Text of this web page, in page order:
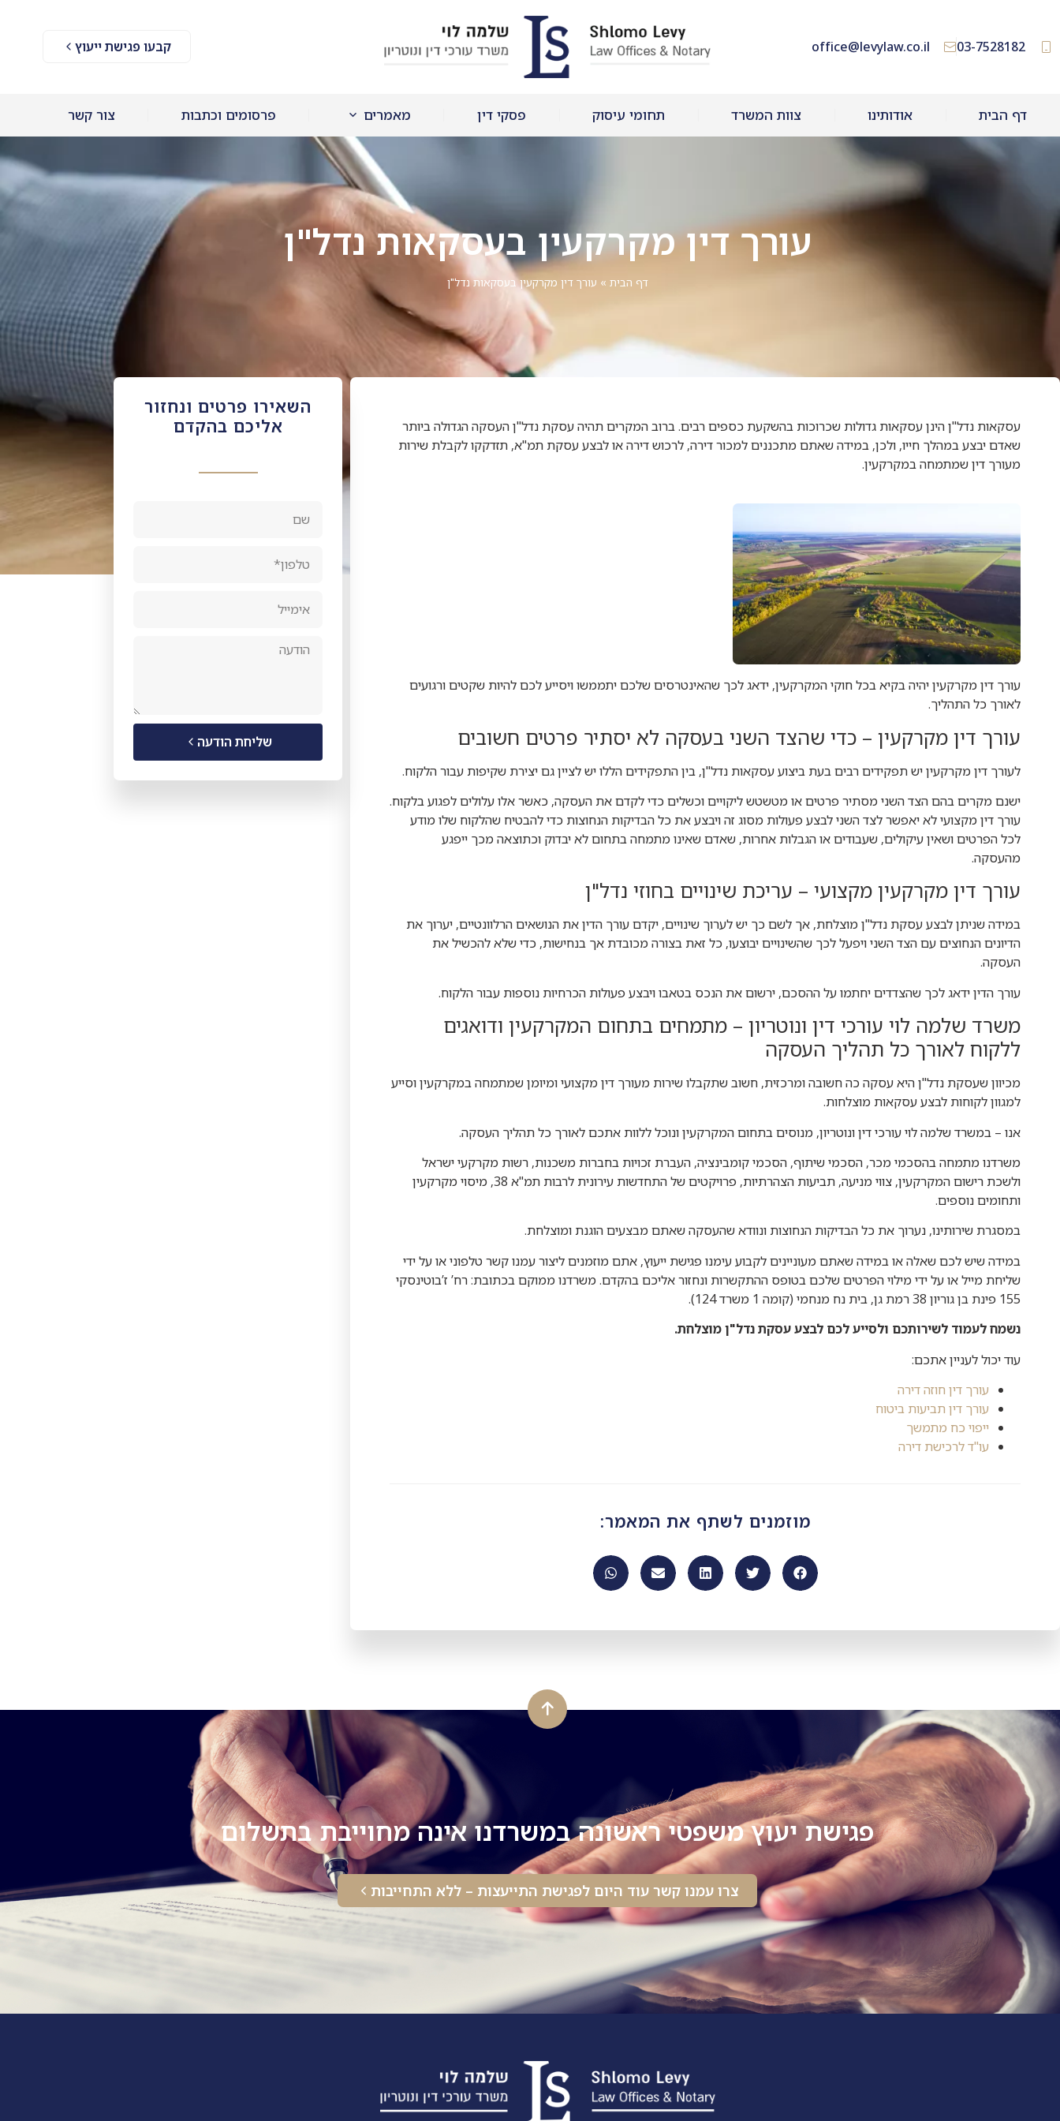
03-7528182
office@levylaw.co.il קבעו פגישת ייעוץ
דף הבית אודותינו צוות המשרד תחומי עיסוק פסקי דין מאמרים פרסומים וכתבות צור קשר
עורך דין מקרקעין בעסקאות נדל"ן
דף הבית » עורך דין מקרקעין בעסקאות נדל"ן
עסקאות נדל"ן הינן עסקאות גדולות שכרוכות בהשקעת כספים רבים. ברוב המקרים תהיה עסקת נדל"ן העסקה הגדולה ביותר
שאדם יבצע במהלך חייו, ולכן, במידה שאתם מתכננים למכור דירה, לרכוש דירה או לבצע עסקת תמ"א, תזדקקו לקבלת שירות
מעורך דין שמתמחה במקרקעין.
עורך דין מקרקעין יהיה בקיא בכל חוקי המקרקעין, ידאג לכך שהאינטרסים שלכם יתממשו ויסייע לכם להיות שקטים ורגועים
לאורך כל התהליך.
עורך דין מקרקעין – כדי שהצד השני בעסקה לא יסתיר פרטים חשובים
לעורך דין מקרקעין יש תפקידים רבים בעת ביצוע עסקאות נדל"ן, בין התפקידים הללו יש לציין גם יצירת שקיפות עבור הלקוח.
ישנם מקרים בהם הצד השני מסתיר פרטים או מטשטש ליקויים וכשלים כדי לקדם את העסקה, כאשר אלו עלולים לפגוע בלקוח.
עורך דין מקצועי לא יאפשר לצד השני לבצע פעולות מסוג זה ויבצע את כל הבדיקות הנחוצות כדי להבטיח שהלקוח שלו מודע
לכל הפרטים ושאין עיקולים, שעבודים או הגבלות אחרות, שאדם שאינו מתמחה בתחום לא יבדוק וכתוצאה מכך ייפגע
מהעסקה.
עורך דין מקרקעין מקצועי – עריכת שינויים בחוזי נדל"ן
במידה שניתן לבצע עסקת נדל"ן מוצלחת, אך לשם כך יש לערוך שינויים, יקדם עורך הדין את הנושאים הרלוונטיים, יערוך את
הדיונים הנחוצים עם הצד השני ויפעל לכך שהשינויים יבוצעו, כל זאת בצורה מכובדת אך בנחישות, כדי שלא להכשיל את
העסקה.
עורך הדין ידאג לכך שהצדדים יחתמו על ההסכם, ירשום את הנכס בטאבו ויבצע פעולות הכרחיות נוספות עבור הלקוח.
משרד שלמה לוי עורכי דין ונוטריון – מתמחים בתחום המקרקעין ודואגים
ללקוח לאורך כל תהליך העסקה
מכיוון שעסקת נדל"ן היא עסקה כה חשובה ומרכזית, חשוב שתקבלו שירות מעורך דין מקצועי ומיומן שמתמחה במקרקעין וסייע
למגוון לקוחות לבצע עסקאות מוצלחות.
אנו – במשרד שלמה לוי עורכי דין ונוטריון, מנוסים בתחום המקרקעין ונוכל ללוות אתכם לאורך כל תהליך העסקה.
משרדנו מתמחה בהסכמי מכר, הסכמי שיתוף, הסכמי קומבינציה, העברת זכויות בחברות משכנות, רשות מקרקעי ישראל
ולשכת רישום המקרקעין, צווי מניעה, תביעות הצהרתיות, פרויקטים של התחדשות עירונית לרבות תמ"א 38, מיסוי מקרקעין
ותחומים נוספים.
במסגרת שירותינו, נערוך את כל הבדיקות הנחוצות ונוודא שהעסקה שאתם מבצעים הוגנת ומוצלחת.
במידה שיש לכם שאלה או במידה שאתם מעוניינים לקבוע עימנו פגישת ייעוץ, אתם מוזמנים ליצור עמנו קשר טלפוני או על ידי
שליחת מייל או על ידי מילוי הפרטים שלכם בטופס ההתקשרות ונחזור אליכם בהקדם. משרדנו ממוקם בכתובת: רח’ ז’בוטינסקי
155 פינת בן גוריון 38 רמת גן, בית נח מנחמי (קומה 1 משרד 124).
נשמח לעמוד לשירותכם ולסייע לכם לבצע עסקת נדל"ן מוצלחת.
עוד יכול לעניין אתכם:
עורך דין חוזה דירה
עורך דין תביעות ביטוח
ייפוי כח מתמשך
עו"ד לרכישת דירה
מוזמנים לשתף את המאמר:
השאירו פרטים ונחזור
אליכם בהקדם
שליחת הודעה
פגישת יעוץ משפטי ראשונה במשרדנו אינה מחוייבת בתשלום
צרו עמנו קשר עוד היום לפגישת התייעצות – ללא התחייבות